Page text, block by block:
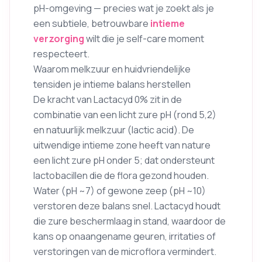
pH-omgeving — precies wat je zoekt als je
een subtiele, betrouwbare intieme
verzorgingwilt die je self-care moment
respecteert.
Waarom melkzuur en huidvriendelijke
tensiden je intieme balans herstellen
De kracht van Lactacyd 0% zit in de
combinatie van een licht zure pH (rond 5,2)
en natuurlijk melkzuur (lactic acid). De
uitwendige intieme zone heeft van nature
een licht zure pH onder 5; dat ondersteunt
lactobacillen die de flora gezond houden.
Water (pH ~7) of gewone zeep (pH ~10)
verstoren deze balans snel. Lactacyd houdt
die zure beschermlaag in stand, waardoor de
kans op onaangename geuren, irritaties of
verstoringen van de microflora vermindert.